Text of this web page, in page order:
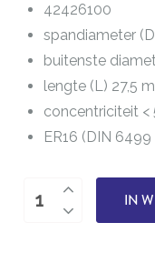
42426100
spandiameter
buitenste
lengte (L) 27,5
concentriciteit <
ER16 (DIN
Spantang
IN